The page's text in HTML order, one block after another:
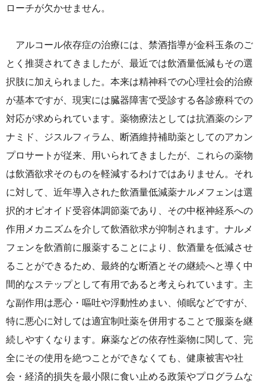
ローチが欠かせません。
アルコール依存症の治療には、禁酒指導が金科玉条のご
とく推奨されてきましたが、最近では飲酒量低減もその選
択肢に加えられました。本来は精神科での心理社会的治療
が基本ですが、現実には臓器障害で受診する各診療科での
対応が求められています。薬物療法としては抗酒薬のシア
ナミド、ジスルフィラム、断酒維持補助薬としてのアカン
プロサートが従来、用いられてきましたが、これらの薬物
は飲酒欲求そのものを軽減するわけではありません。それ
に対して、近年導入された飲酒量低減薬ナルメフェンは選
択的オピオイド受容体調節薬であり、その中枢神経系への
作用メカニズムを介して飲酒欲求が抑制されます。ナルメ
フェンを飲酒前に服薬することにより、飲酒量を低減させ
ることができるため、最終的な断酒とその継続へと導く中
間的なステップとして有用であると考えられています。主
な副作用は悪心・嘔吐や浮動性めまい、傾眠などですが、
特に悪心に対しては適宜制吐薬を併用することで服薬を継
続しやすくなります。麻薬などの依存性薬物に関して、完
全にその使用を絶つことができなくても、健康被害や社
会・経済的損失を最小限に食い止める政策やプログラムな